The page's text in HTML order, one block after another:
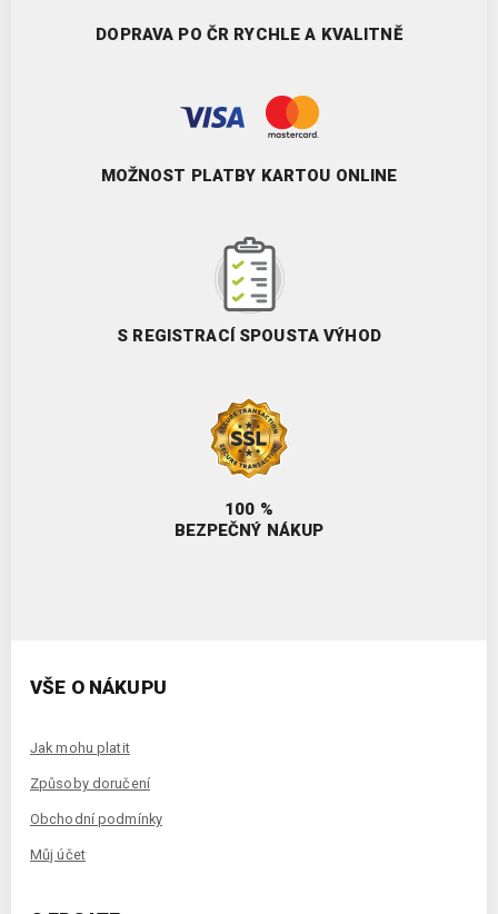
DOPRAVA PO ČR RYCHLE A KVALITNĚ
MOŽNOST PLATBY KARTOU ONLINE
S REGISTRACÍ SPOUSTA VÝHOD
100 %
BEZPEČNÝ NÁKUP
VŠE O NÁKUPU
Jak mohu platit
Způsoby doručení
Obchodní podmínky
Můj účet